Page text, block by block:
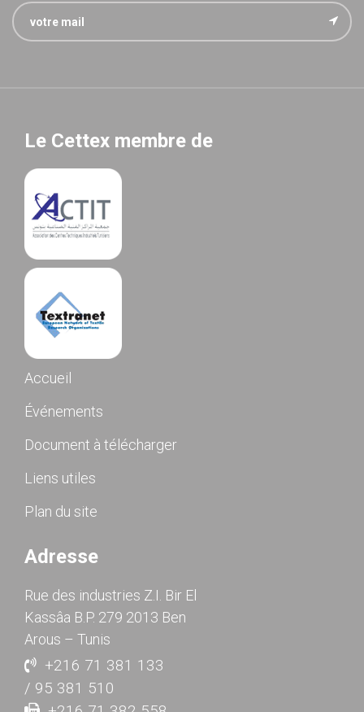
Le Cettex membre de
Accueil
Événements
Document à télécharger
Liens utiles
Plan du site
Adresse
Rue des industries Z.I. Bir El
Kassâa B.P. 279 2013 Ben
Arous – Tunis
+216 71 381 133
/ 95 381 510